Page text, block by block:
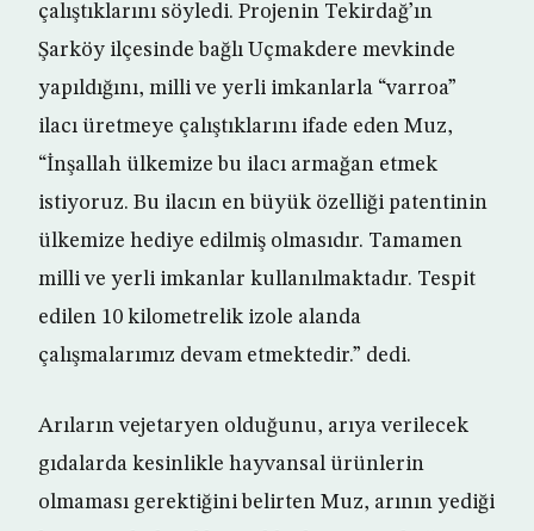
çalıştıklarını söyledi. Projenin Tekirdağ’ın
Şarköy ilçesinde bağlı Uçmakdere mevkinde
yapıldığını, milli ve yerli imkanlarla “varroa”
ilacı üretmeye çalıştıklarını ifade eden Muz,
“İnşallah ülkemize bu ilacı armağan etmek
istiyoruz. Bu ilacın en büyük özelliği patentinin
ülkemize hediye edilmiş olmasıdır. Tamamen
milli ve yerli imkanlar kullanılmaktadır. Tespit
edilen 10 kilometrelik izole alanda
çalışmalarımız devam etmektedir.” dedi.
Arıların vejetaryen olduğunu, arıya verilecek
gıdalarda kesinlikle hayvansal ürünlerin
olmaması gerektiğini belirten Muz, arının yediği